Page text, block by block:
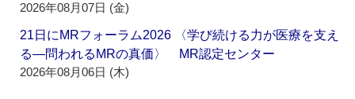
2026年08月07日 (金)
21日にMRフォーラム2026 〈学び続ける力が医療を支え
る―問われるMRの真価〉 MR認定センター
2026年08月06日 (木)